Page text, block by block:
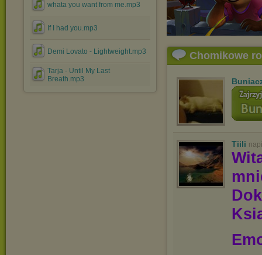
whata you want from me.mp3
If I had you.mp3
Demi Lovato - Lightweight.mp3
Tarja - Until My Last
Breath.mp3
Chomikowe
Tiili